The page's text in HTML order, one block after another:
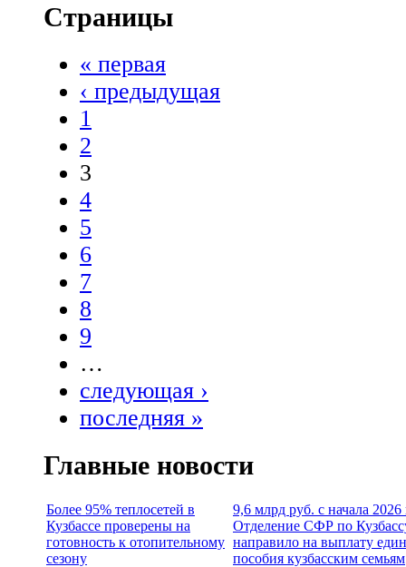
Страницы
« первая
‹ предыдущая
1
2
3
4
5
6
7
8
9
…
следующая ›
последняя »
Главные новости
Более 95% теплосетей в
Кузбассе проверены на
готовность к отопительному
сезону
9,6 млрд руб. с начала 2026
Отделение СФР по
направило на выплату
пособия кузбасским семьям